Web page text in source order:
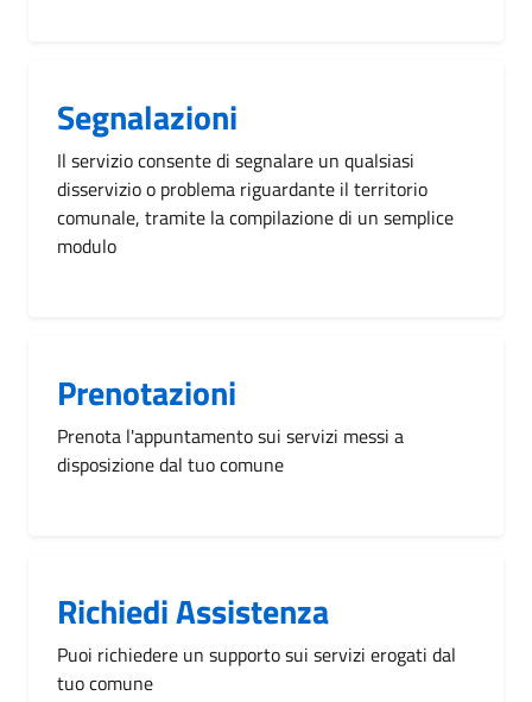
Segnalazioni
Il servizio consente di segnalare un qualsiasi
disservizio o problema riguardante il territorio
comunale, tramite la compilazione di un semplice
modulo
Prenotazioni
Prenota l'appuntamento sui servizi messi a
disposizione dal tuo comune
Richiedi Assistenza
Puoi richiedere un supporto sui servizi erogati dal
tuo comune